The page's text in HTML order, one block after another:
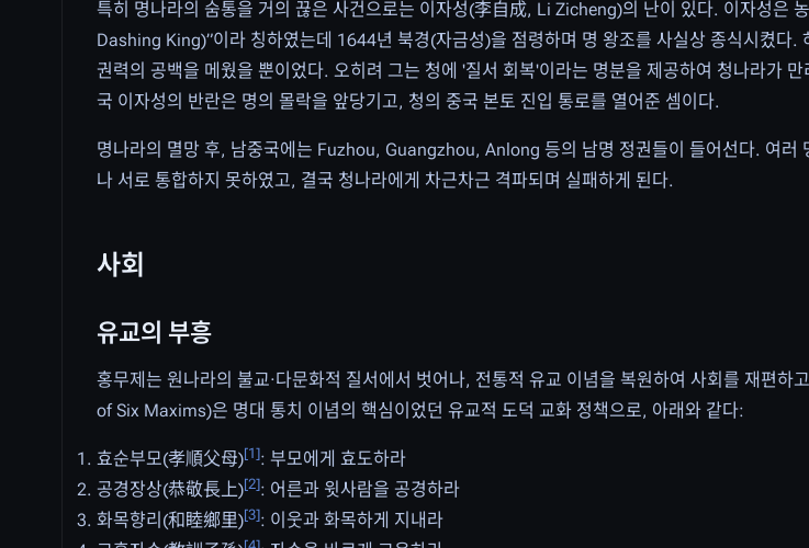
특히 명나라의 숨통을 거의 끊은 사건으로는 이자성(李自成, Li Zicheng)의 난이 있다. 이자성은
Dashing King)”이라 칭하였는데 1644년 북경(자금성)을 점령하며 명 왕조를 사실상 종식시켰다.
권력의 공백을 메웠을 뿐이었다. 오히려 그는 청에 '질서 회복'이라는 명분을 제공하여 청나라가
국 이자성의 반란은 명의 몰락을 앞당기고, 청의 중국 본토 진입 통로를 열어준 셈이다.
명나라의 멸망 후, 남중국에는 Fuzhou, Guangzhou, Anlong 등의 남명 정권들이 들어선다. 여러
나 서로 통합하지 못하였고, 결국 청나라에게 차근차근 격파되며 실패하게 된다.
사회
유교의 부흥
홍무제는 원나라의 불교·다문화적 질서에서 벗어나, 전통적 유교 이념을 복원하여 사회를 재편
of Six Maxims)은 명대 통치 이념의 핵심이었던 유교적 도덕 교화 정책으로, 아래와 같다:
효순부모(孝順父母)[1]: 부모에게 효도하라
공경장상(恭敬長上)[2]: 어른과 윗사람을 공경하라
화목향리(和睦鄉里)[3]: 이웃과 화목하게 지내라